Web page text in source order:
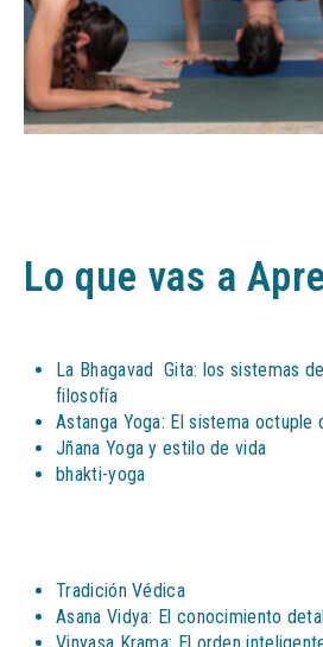
Lo que vas a
La Bhagavad Gita: los sistemas
filosofía
Astanga Yoga: El sistema octuple
Jñana Yoga y estilo de vida
bhakti-yoga
Tradición Védica
Asana Vidya: El conocimiento